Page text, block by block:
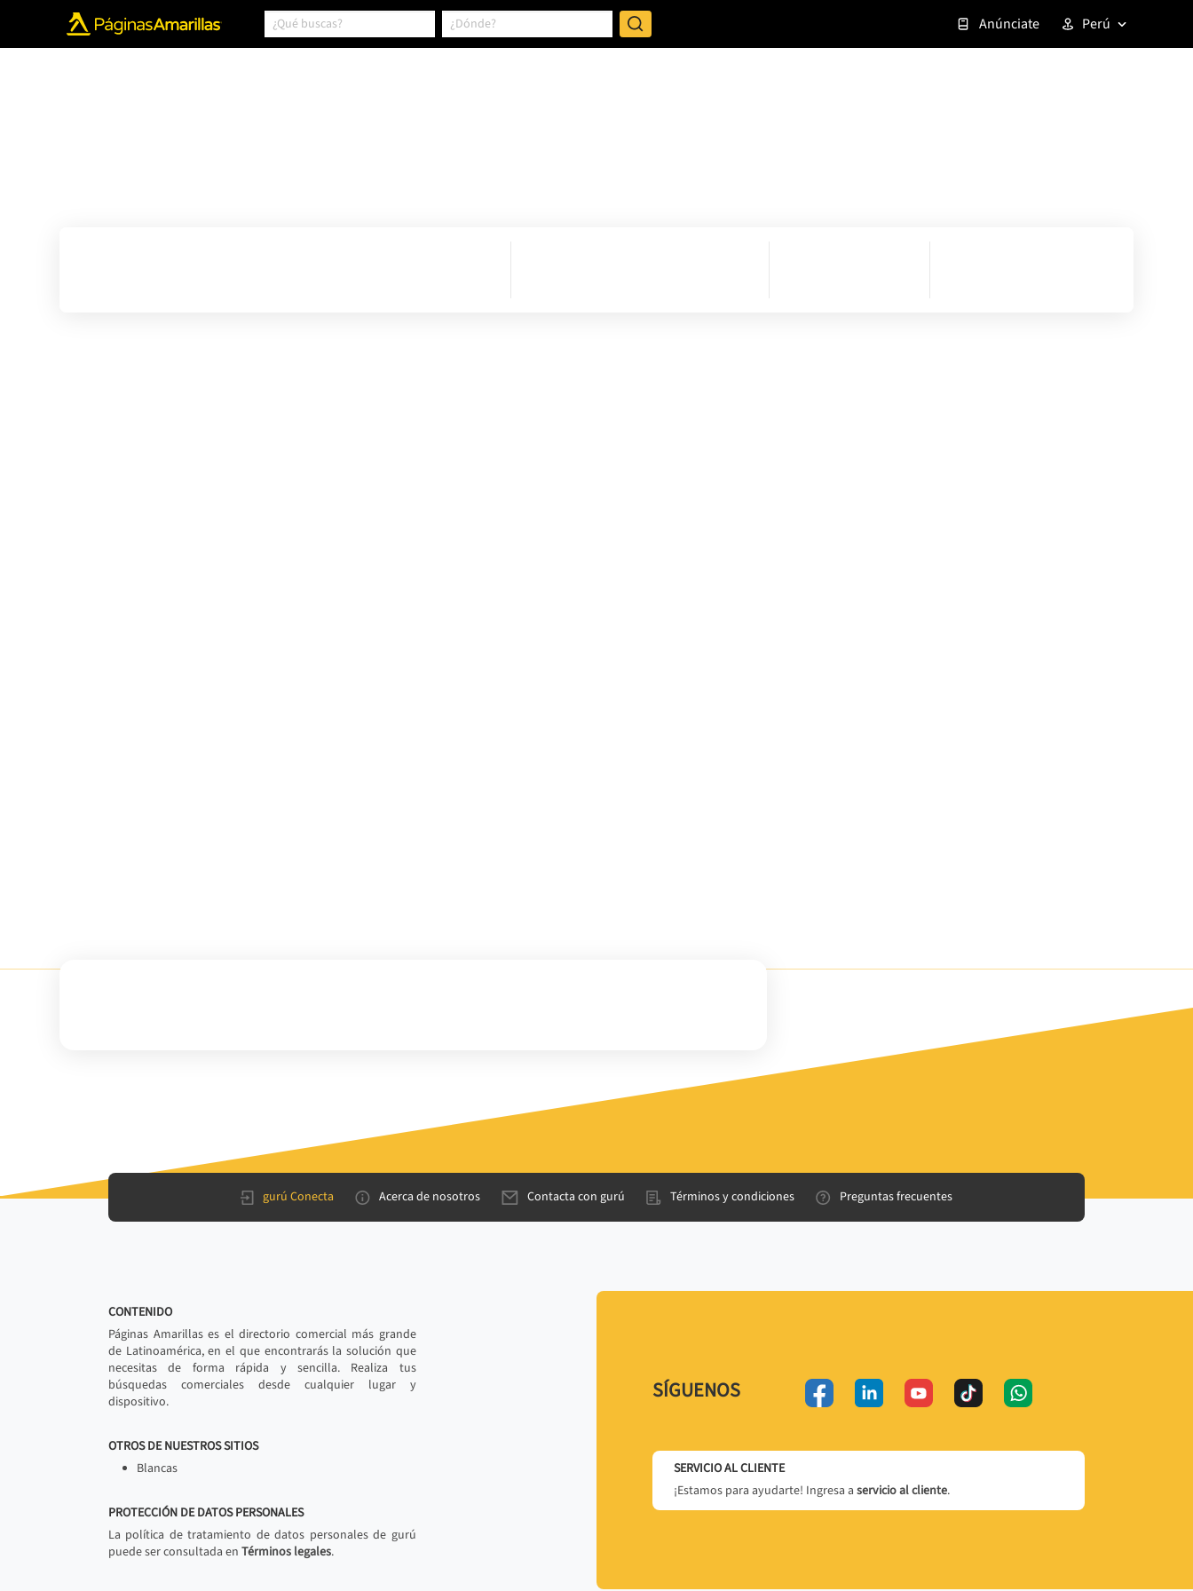
Anúnciate Perú
gurú Conecta Acerca de nosotros Contacta con gurú Términos y condiciones Preguntas frecuentes
CONTENIDO
Páginas Amarillas es el directorio comercial más grande
de Latinoamérica, en el que encontrarás la solución que
necesitas de forma rápida y sencilla. Realiza tus
búsquedas comerciales desde cualquier lugar y
dispositivo.
OTROS DE NUESTROS SITIOS
Blancas
PROTECCIÓN DE DATOS PERSONALES
La política de tratamiento de datos personales de gurú
puede ser consultada en Términos legales.
SÍGUENOS
SERVICIO AL CLIENTE
¡Estamos para ayudarte! Ingresa a servicio al cliente.